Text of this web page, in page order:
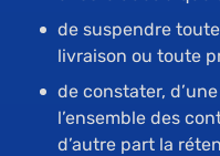
de suspendre
livraison ou toute
de constater,
l’ensemble des
d’autre part la